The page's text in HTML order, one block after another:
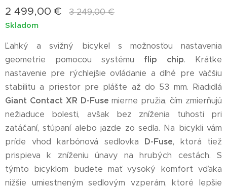
2 499,00 € 3 249,00€
Skladom
Ľahký a svižný bicykel s možnosťou nastavenia
geometrie pomocou systému flip chip. Krátke
nastavenie pre rýchlejšie ovládanie a dlhé pre väčšiu
stabilitu a priestor pre plášte až do 53 mm. Riadidlá
Giant Contact XR D-Fuse mierne pružia, čím zmierňujú
nežiaduce bolesti, avšak bez zníženia tuhosti pri
zatáčaní, stúpaní alebo jazde zo sedla. Na bicykli vám
príde vhod karbónová sedlovka D-Fuse, ktorá tiež
prispieva k zníženiu únavy na hrubých cestách. S
týmto bicyklom budete mať vysoký komfort vďaka
nižšie umiestneným sedlovým vzperám, ktoré lepšie